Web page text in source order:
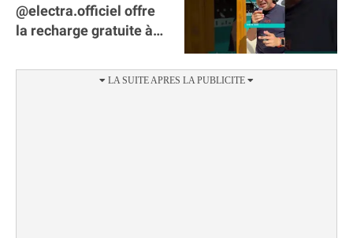
@electra.officiel offre
la recharge gratuite à
électriques de Gironde